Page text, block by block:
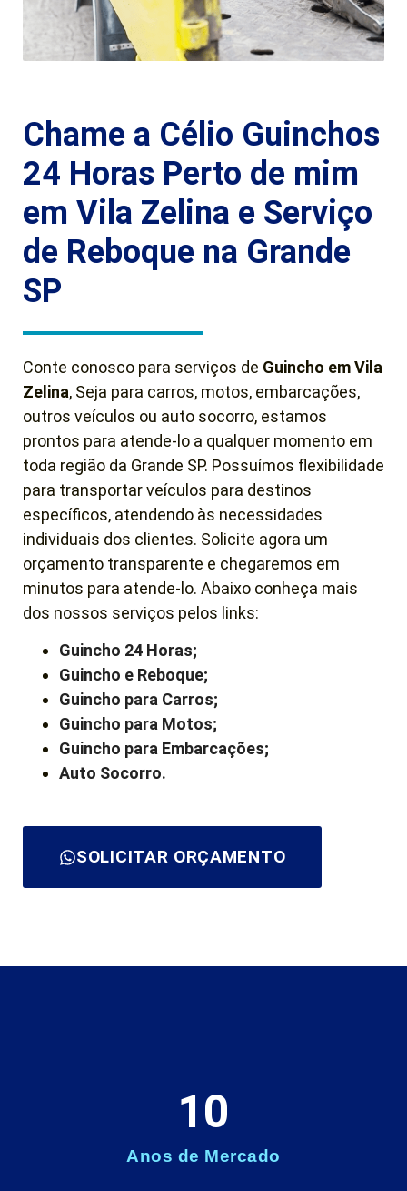
Chame a Célio Guinchos
24 Horas Perto de mim
em Vila Zelina e Serviço
de Reboque na Grande
SP
Conte conosco para serviços de Guincho emVila
Zelina, Seja para carros, motos, embarcações,
outros veículos ou auto socorro, estamos
prontos para atende-lo a qualquer momento em
toda região da Grande SP. Possuímos flexibilidade
para transportar veículos para destinos
específicos, atendendo às necessidades
individuais dos clientes. Solicite agora um
orçamento transparente e chegaremos em
minutos para atende-lo. Abaixo conheça mais
dos nossos serviços pelos links:
Guincho 24 Horas;
Guincho e Reboque;
Guincho para Carros;
Guincho para Motos;
Guincho para Embarcações;
Auto Socorro.
SOLICITAR ORÇAMENTO
Anos de Mercado
10